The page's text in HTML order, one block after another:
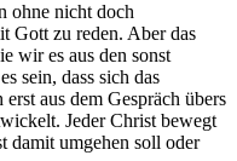
ohne nicht doch
Gott zu reden. Aber das
wir es aus den sonst
sein, dass sich das
aus dem Gespräch übers
Jeder Christ bewegt
damit umgehen soll oder